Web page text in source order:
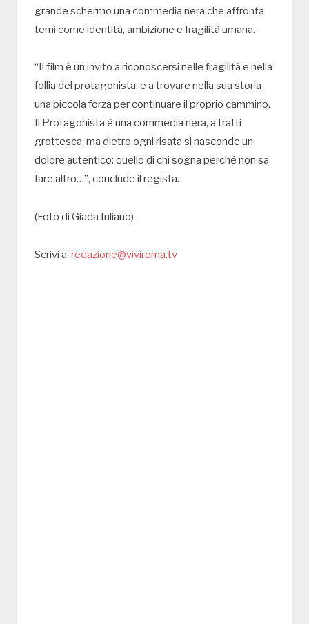
grande schermo una commedia nera che affronta
temi come identità, ambizione e fragilità umana.
“Il film è un invito a riconoscersi nelle fragilità e nella
follia del protagonista, e a trovare nella sua storia
una piccola forza per continuare il proprio cammino.
Il Protagonista è una commedia nera, a tratti
grottesca, ma dietro ogni risata si nasconde un
dolore autentico: quello di chi sogna perché non sa
fare altro…”, conclude il regista.
(Foto di Giada Iuliano)
Scrivi a: redazione@viviroma.tv